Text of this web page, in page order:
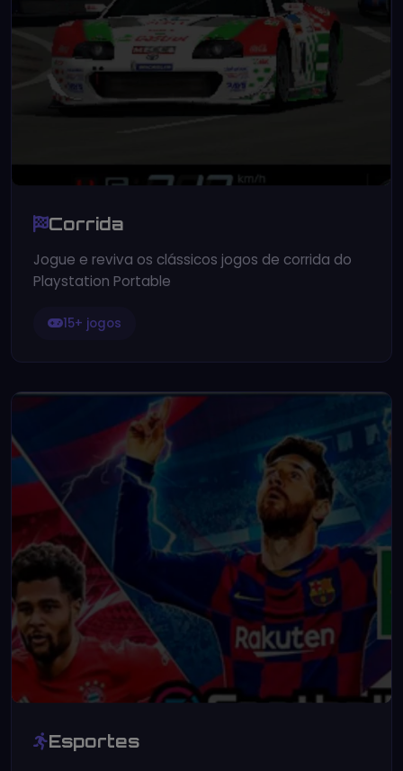
Corrida
Jogue e reviva os clássicos jogos de corrida do
Playstation Portable
15+ jogos
Esportes